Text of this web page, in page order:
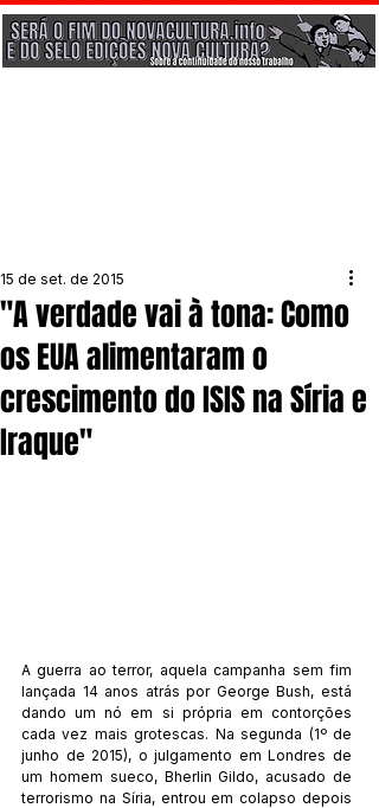
"A verdade vai à tona: Como
os EUA alimentaram o
crescimento do ISIS na Síria e
Iraque"
15 de set. de 2015
A guerra ao terror, aquela campanha sem fim
lançada 14 anos atrás por George Bush, está
dando um nó em si própria em contorções
cada vez mais grotescas. Na segunda (1º de
junho de 2015), o julgamento em Londres de
um homem sueco, Bherlin Gildo, acusado de
terrorismo na Síria, entrou em colapso depois